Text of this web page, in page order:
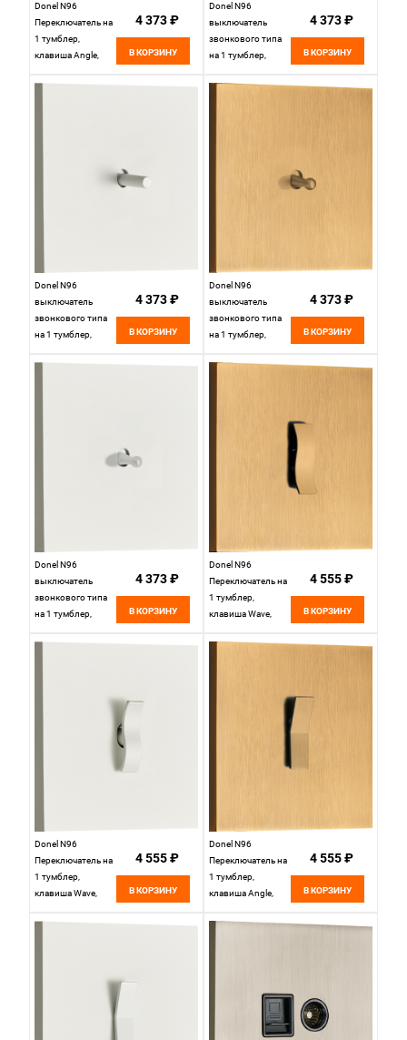
Donel N96
Переключатель на
1 тумблер,
клавиша Angle,
4 373 ₽
В КОРЗИНУ
Donel N96
выключатель
звонкового типа
на 1 тумблер,
250V, Латунь,
4 373 ₽
В КОРЗИНУ
Donel N96
выключатель
звонкового типа
на 1 тумблер,
250V, Белый, серия
4 373 ₽
В КОРЗИНУ
Donel N96
выключатель
звонкового типа
на 1 тумблер,
10AX 250V, Латунь,
4 373 ₽
В КОРЗИНУ
Donel N96
выключатель
звонкового типа
на 1 тумблер,
4 373 ₽
В КОРЗИНУ
Donel N96
Переключатель на
1 тумблер,
клавиша Wave,
4 555 ₽
В КОРЗИНУ
Donel N96
Переключатель на
1 тумблер,
клавиша Wave,
4 555 ₽
В КОРЗИНУ
Donel N96
Переключатель на
1 тумблер,
клавиша Angle,
серия DT,
4 555 ₽
В КОРЗИНУ